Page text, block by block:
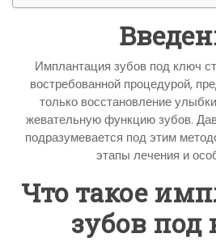
Имплантация зубов под ключ
востребованной процедурой,
только восстановление
жевательную функцию зубов.
подразумевается под этим
этапы лечения и
Что такое
зубов под